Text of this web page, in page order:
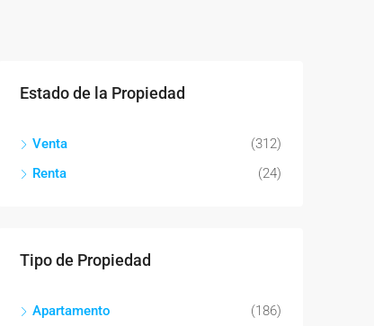
Estado de la Propiedad
Venta
(312)
Renta
(24)
Tipo de Propiedad
Apartamento
(186)